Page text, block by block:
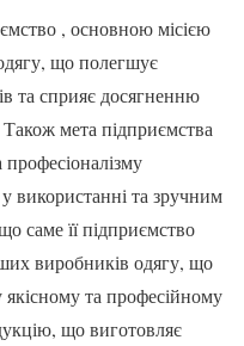
, основною місією
що полегшує
та сприяє досягненню
мета підприємства
професіоналізму
використанні та зручним
саме її підприємство
виробників одягу, що
та професійному
що виготовляє